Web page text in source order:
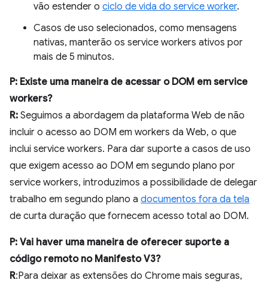
vão estender o ciclo de vida do service worker.
Casos de uso selecionados, como mensagens
nativas, manterão os service workers ativos por
mais de 5 minutos.
P: Existe uma maneira de acessar o DOM em service
workers?
R: Seguimos a abordagem da plataforma Web de não
incluir o acesso ao DOM em workers da Web, o que
inclui service workers. Para dar suporte a casos de uso
que exigem acesso ao DOM em segundo plano por
service workers, introduzimos a possibilidade de delegar
trabalho em segundo plano a documentos fora da tela
de curta duração que fornecem acesso total ao DOM.
P: Vai haver uma maneira de oferecer suporte a
código remoto no Manifesto V3?
R:Para deixar as extensões do Chrome mais seguras,